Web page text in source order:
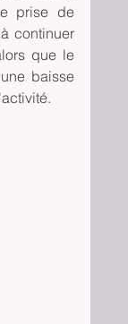
prise de
continuer
que le
baisse